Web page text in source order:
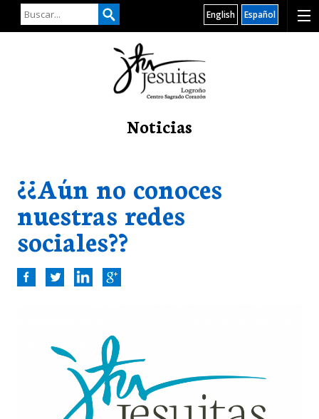
Español
English
Noticias
¿¿Aún no conoces
nuestras redes
sociales??